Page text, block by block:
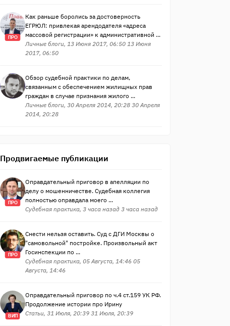
ПРО
Как раньше боролись за достоверность
ЕГРЮЛ: привлекая арендодателя «адреса
массовой регистрации» к административной ...
Личные блоги, 13 Июня 2017, 06:50 13 Июня
2017, 06:50
Обзор судебной практики по делам,
связанным с обеспечением жилищных прав
граждан в случае признания жилого ...
Личные блоги, 30 Апреля 2014, 20:28 30 Апреля
2014, 20:28
Продвигаемые публикации
ПРО
Оправдательный приговор в апелляции по
делу о мошенничестве. Судебная коллегия
полностью оправдала моего ...
Судебная практика, 3 часа назад 3 часа назад
ПРО
Снести нельзя оставить. Суд с ДГИ Москвы о
"самовольной" постройке. Произвольный акт
Госинспекции по ...
Судебная практика, 05 Августа, 14:46 05
Августа, 14:46
ВИП
Оправдательный приговор по ч.4 ст.159 УК РФ.
Продолжение истории про Ирину
Статьи, 31 Июля, 20:39 31 Июля, 20:39